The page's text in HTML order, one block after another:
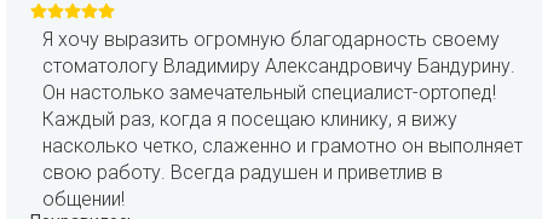
Я хочу выразить огромную благодарность своему
стоматологу Владимиру Александровичу Бандурину.
Он настолько замечательный специалист-ортопед!
Каждый раз, когда я посещаю клинику, я вижу
насколько четко, слаженно и грамотно он выполняет
свою работу. Всегда радушен и приветлив в
общении!